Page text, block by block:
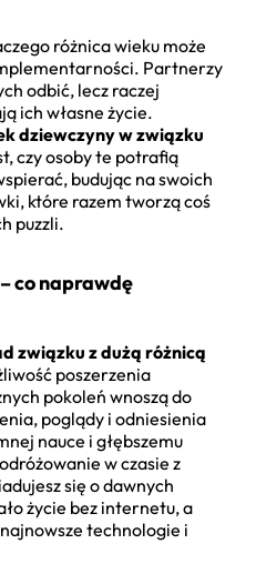
różnica wieku może
Partnerzy
odbić, lecz raczej
ich własne życie.
dziewczyny w związku
czy osoby te potrafią
budując na swoich
które razem tworzą coś
puzzli.
co naprawdę
związku z dużą różnicą
poszerzenia
pokoleń wnoszą do
poglądy i odniesienia
nauce i głębszemu
w czasie z
się o dawnych
życie bez internetu, a
technologie i